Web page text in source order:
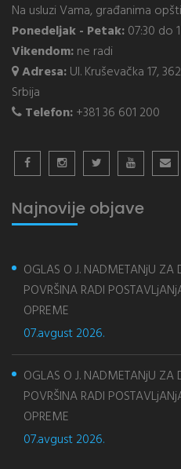
Na usluzi Vama, građanima
Ponedeljak - Petak:07:30 do
Vikendom:ne radi
Adresa:Ul. Kruševačka 17,
Srbija
Telefon:+381 36 601 200
Najnovije objave
OGLAS O J. NADMETANjU
POVRŠINA RADI
OPREME
07.avgust 2026.
OGLAS O J. NADMETANjU
POVRŠINA RADI
OPREME
07.avgust 2026.